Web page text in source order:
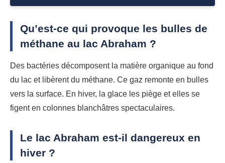
Qu’est-ce qui provoque les bulles de
méthane au lac Abraham ?
Des bactéries décomposent la matière organique au fond
du lac et libèrent du méthane. Ce gaz remonte en bulles
vers la surface. En hiver, la glace les piège et elles se
figent en colonnes blanchâtres spectaculaires.
Le lac Abraham est-il dangereux en
hiver ?